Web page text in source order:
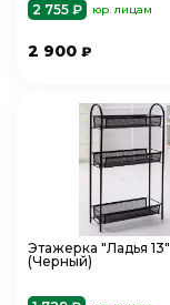
2 755 ₽ юр. лицам
2 900 ₽
Этажерка "Ладья 13"
(Черный)